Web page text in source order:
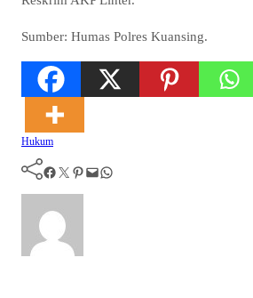
Sumber: Humas Polres Kuansing.
Hukum
Facebook Twitter Pinterest Mail WhatsApp